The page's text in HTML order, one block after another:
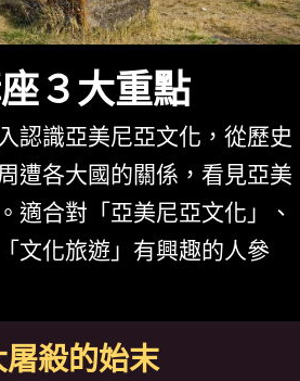
３大重點
認識亞美尼亞文化，從歷史
遭各大國的關係，看見亞美
適合對「亞美尼亞文化」、
文化旅遊」有興趣的人參
殺的始末